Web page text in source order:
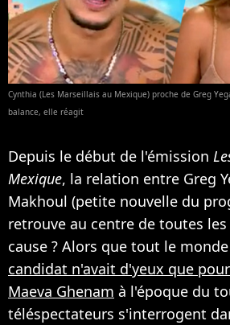
Cynthia (Les Marseillais au Mexique) proche de Greg
balance, elle réagit
Depuis le début de l'émission
Mexique, la relation entre Greg
Makhoul (petite nouvelle du
retrouve au centre de toutes les
cause ? Alors que tout le
candidat n'avait d'yeux que
Maeva Ghenam à l'époque du
téléspectateurs s'interrogent